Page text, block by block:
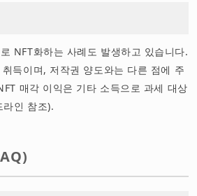
NFT화하는 사례도 발생하고 있습니다.
득이며, 저작권 양도와는 다른 점에 주
매각 이익은 기타 소득으로 과세 대상
라인 참조).